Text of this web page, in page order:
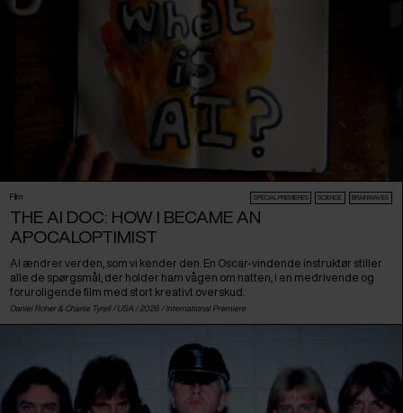
Film SPECIAL PREMIERES SCIENCE BRAINWAVES
THE AI DOC: HOW I BECAME AN
APOCALOPTIMIST
AI ændrer verden, som vi kender den. En Oscar-vindende instruktør stiller
alle de spørgsmål, der holder ham vågen om natten, i en medrivende og
foruroligende film med stort kreativt overskud.
Daniel Roher & Charlie Tyrell / USA / 2026 / International Premiere